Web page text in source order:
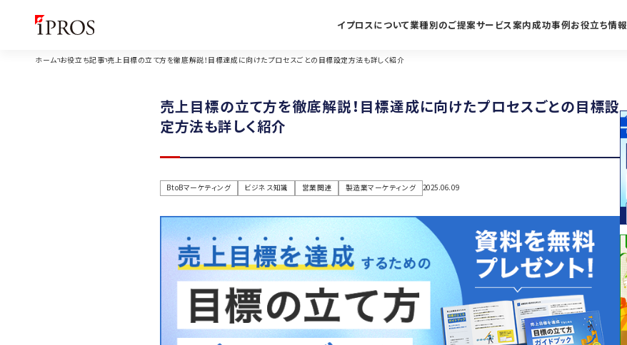
イプロスについて業種別のご提案サービス案内成功事例お役立ち情報
ホーム お役立ち記事 売上目標の立て方を徹底解説！目標達成に向けたプロセスごとの目標設定方法も詳しく紹介
売上目標の立て方を徹底解説！目標達成に向けたプロセスごとの目標設
定方法も詳しく紹介
BtoBマーケティング ビジネス知識 営業関連 製造業マーケティング 2025.06.09